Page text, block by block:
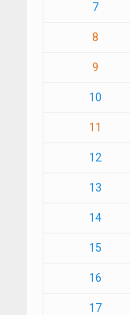
7
8
9
10
11
12
13
14
15
16
17